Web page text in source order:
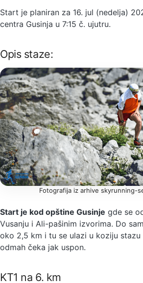
Start je planiran za 16. jul (nedelja)
centra Gusinja u 7:15 č. ujutru.
Opis staze:
Fotografija iz arhive skyrunning-
Start je kod opštine Gusinje gde se
Vusanju i Ali-pašinim izvorima. Do
oko 2,5 km i tu se ulazi u koziju stazu
odmah čeka jak uspon.
KT1 na 6. km